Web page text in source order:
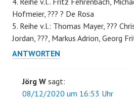
Hofmeier, ??? ? De Rosa
5. Reihe v.l.: Thomas Mayer, ???
Jordan, ???, Markus Adrion, Georg
ANTWORTEN
Jörg W sagt:
08/12/2020 um 16:53 Uhr